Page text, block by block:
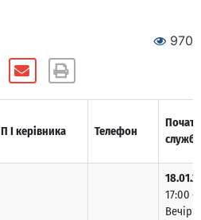
970
П І керівника Телефон
служби
17:00 –